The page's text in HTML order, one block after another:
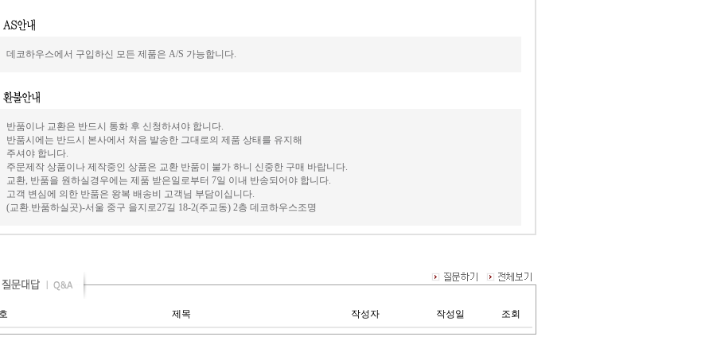
데코하우스에서 구입하신 모든 제품은 A/S 가능합니다.
반품이나 교환은 반드시 통화 후 신청하셔야 합니다.
반품시에는 반드시 본사에서 처음 발송한 그대로의 제품 상태를 유지해
주셔야 합니다.
주문제작 상품이나 제작중인 상품은 교환 반품이 불가 하니 신중한 구매 바랍니다.
교환, 반품을 원하실경우에는 제품 받은일로부터 7일 이내 반송되어야 합니다.
고객 변심에 의한 반품은 왕복 배송비 고객님 부담이십니다.
(교환.반품하실곳)-서울 중구 을지로27길 18-2(주교동) 2층 데코하우스조명
제목 작성자 작성일 조회